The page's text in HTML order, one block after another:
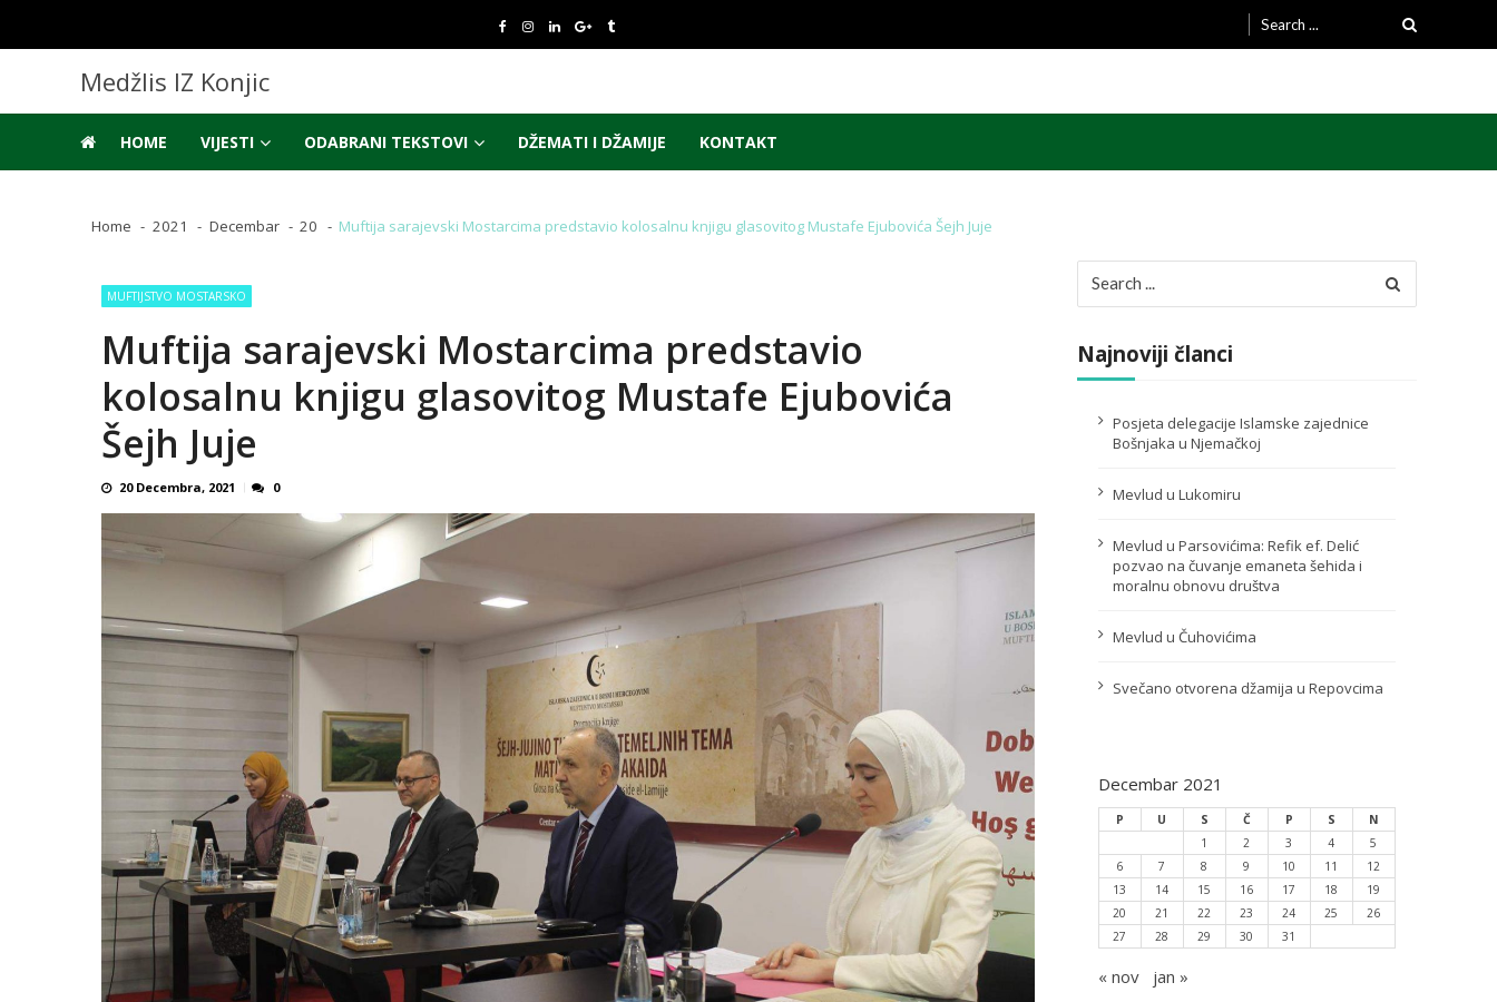
navigation
content
Search
for:
Medžlis IZ Konjic
HOME VIJESTI ODABRANI TEKSTOVI DŽEMATI I DŽAMIJE KONTAKT
Home 2021 Decembar 20 Muftija sarajevski Mostarcima predstavio kolosalnu knjigu glasovitog Mustafe Ejubovića Šejh Juje
MUFTIJSTVO MOSTARSKO
Muftija sarajevski Mostarcima predstavio
kolosalnu knjigu glasovitog Mustafe Ejubovića
Šejh Juje
20 Decembra, 2021 0
for:
Najnoviji članci
Posjeta delegacije Islamske zajednice
Bošnjaka u Njemačkoj
Mevlud u Lukomiru
Mevlud u Parsovićima: Refik ef. Delić
pozvao na čuvanje emaneta šehida i
moralnu obnovu društva
Mevlud u Čuhovićima
Svečano otvorena džamija u Repovcima
Decembar 2021
P U S Č P S
N
1
2 3 4
5
6
7 8 9 10 11
12
13
14 15 16 17 18
19
20
21 22 23 24 25
26
27
28 29 30 31
« nov jan »